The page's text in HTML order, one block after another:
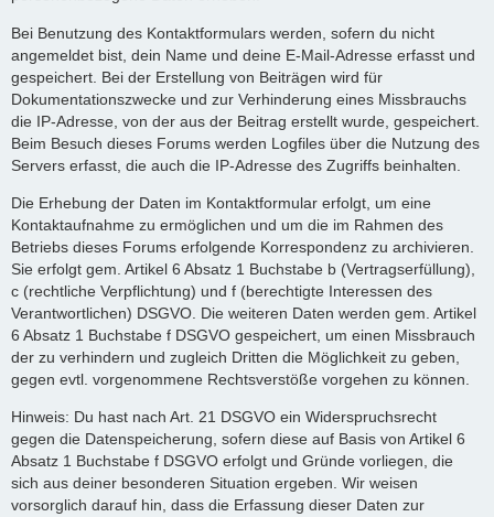
Bei Benutzung des Kontaktformulars werden, sofern du nicht
angemeldet bist, dein Name und deine E-Mail-Adresse erfasst und
gespeichert. Bei der Erstellung von Beiträgen wird für
Dokumentationszwecke und zur Verhinderung eines Missbrauchs
die IP-Adresse, von der aus der Beitrag erstellt wurde, gespeichert.
Beim Besuch dieses Forums werden Logfiles über die Nutzung des
Servers erfasst, die auch die IP-Adresse des Zugriffs beinhalten.
Die Erhebung der Daten im Kontaktformular erfolgt, um eine
Kontaktaufnahme zu ermöglichen und um die im Rahmen des
Betriebs dieses Forums erfolgende Korrespondenz zu archivieren.
Sie erfolgt gem. Artikel 6 Absatz 1 Buchstabe b (Vertragserfüllung),
c (rechtliche Verpflichtung) und f (berechtigte Interessen des
Verantwortlichen) DSGVO. Die weiteren Daten werden gem. Artikel
6 Absatz 1 Buchstabe f DSGVO gespeichert, um einen Missbrauch
der zu verhindern und zugleich Dritten die Möglichkeit zu geben,
gegen evtl. vorgenommene Rechtsverstöße vorgehen zu können.
Hinweis: Du hast nach Art. 21 DSGVO ein Widerspruchsrecht
gegen die Datenspeicherung, sofern diese auf Basis von Artikel 6
Absatz 1 Buchstabe f DSGVO erfolgt und Gründe vorliegen, die
sich aus deiner besonderen Situation ergeben. Wir weisen
vorsorglich darauf hin, dass die Erfassung dieser Daten zur